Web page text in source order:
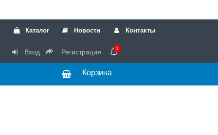
Каталог Новости Контакты
Вход Регистрация 1
Корзина